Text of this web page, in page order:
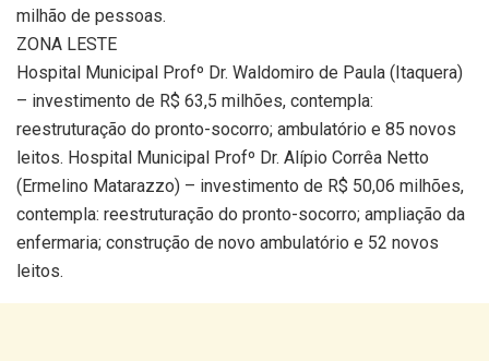
milhão de pessoas.
ZONA LESTE
Hospital Municipal Profº Dr. Waldomiro de Paula (Itaquera)
– investimento de R$ 63,5 milhões, contempla:
reestruturação do pronto-socorro; ambulatório e 85 novos
leitos. Hospital Municipal Profº Dr. Alípio Corrêa Netto
(Ermelino Matarazzo) – investimento de R$ 50,06 milhões,
contempla: reestruturação do pronto-socorro; ampliação da
enfermaria; construção de novo ambulatório e 52 novos
leitos.